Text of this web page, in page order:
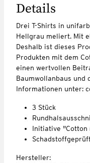
Details
Drei T-Shirts in
Hellgrau meliert. Mit
Deshalb ist dieses
Produkten mit dem
einen wertvollen
Baumwollanbaus und
Informationen unter:
3 Stück
Initiative
Hersteller: